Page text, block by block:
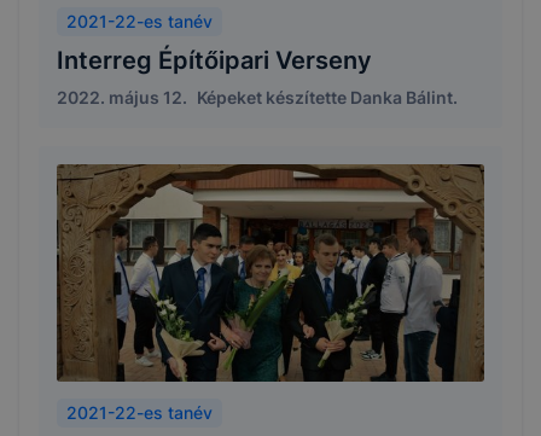
2021-22-es tanév
Interreg Építőipari Verseny
2022. május 12. Képeket készítette Danka Bálint.
2021-22-es tanév